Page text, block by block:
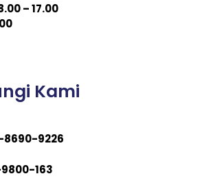
– 17.00
Kami
8690-9226
163